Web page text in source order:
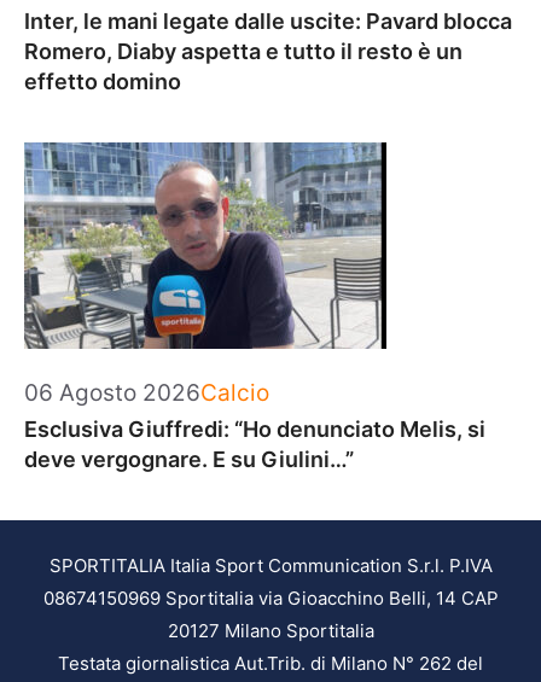
Inter, le mani legate dalle uscite: Pavard blocca
Romero, Diaby aspetta e tutto il resto è un
effetto domino
06 Agosto 2026Categorie
Calcio
Esclusiva Giuffredi: “Ho denunciato Melis, si
deve vergognare. E su Giulini…”
SPORTITALIA Italia Sport Communication S.r.l. P.IVA
08674150969 Sportitalia via Gioacchino Belli, 14 CAP
20127 Milano Sportitalia
Testata giornalistica Aut.Trib. di Milano N° 262 del